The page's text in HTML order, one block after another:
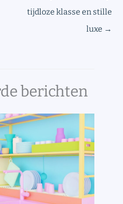
tijdloze klasse en stille
luxe →
berichten